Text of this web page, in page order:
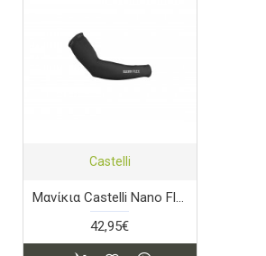
Castelli
Μανίκια Castelli Nano Flex 3G - Black
42,95€